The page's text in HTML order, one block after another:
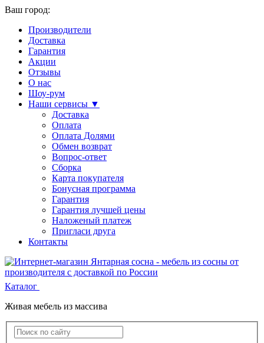
Ваш город:
Производители
Доставка
Гарантия
Акции
Отзывы
О нас
Шоу-рум
Наши сервисы ▼
Доставка
Оплата
Оплата Долями
Обмен возврат
Вопрос-ответ
Сборка
Карта покупателя
Бонусная программа
Гарантия
Гарантия лучшей цены
Наложеный платеж
Пригласи друга
Контакты
Каталог
Живая мебель из массива